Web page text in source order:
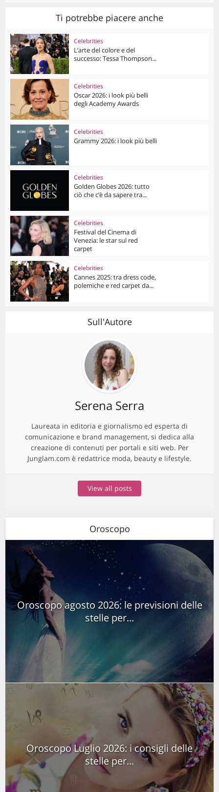
Ti potrebbe piacere anche
Celebrities
L’arte del colore e del
successo: Tessa Thompson...
Celebrities
Oscar 2026: i look più belli
degli Academy Awards
Celebrities
Grammy 2026: i look più belli
Celebrities
Golden Globes 2026: tutto
ciò che c’è da sapere tra...
Celebrities
Festival del Cinema di
Venezia: le star sul red
carpet
Celebrities
Cannes 2025: tra dress code,
polemiche e red carpet da...
Sull'Autore
Serena Serra
Laureata in editoria e giornalismo ed esperta di
comunicazione e brand management, si dedica alla
creazione di contenuti per portali e siti web. Per
Junglam.com è redattrice moda, beauty e lifestyle.
View all posts
Oroscopo
Oroscopo agosto 2026: le previsioni delle
stelle per...
Oroscopo Luglio 2026: i consigli delle
stelle per...